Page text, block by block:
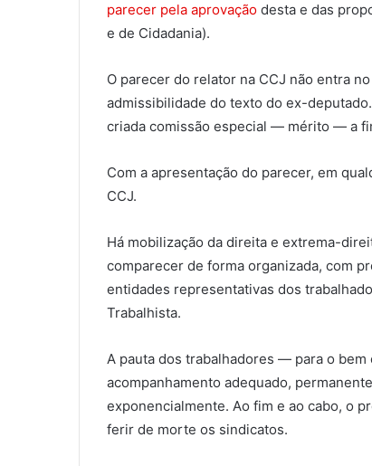
parecer pela aprovação desta e das
e de Cidadania).
O parecer do relator na CCJ não entra
admissibilidade do texto do ex-
criada comissão especial — mérito — a
Com a apresentação do parecer, em
CCJ.
Há mobilização da direita e extrema-
comparecer de forma organizada, com
entidades representativas dos
Trabalhista.
A pauta dos trabalhadores — para o
acompanhamento adequado,
exponencialmente. Ao fim e ao cabo, o
ferir de morte os sindicatos.